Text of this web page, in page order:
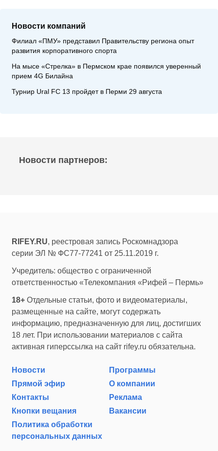
Новости компаний
Филиал «ПМУ» представил Правительству региона опыт
развития корпоративного спорта
На мысе «Стрелка» в Пермском крае появился уверенный
прием 4G Билайна
Турнир Ural FC 13 пройдет в Перми 29 августа
Новости партнеров:
RIFEY.RU, реестровая запись Роскомнадзора
серии ЭЛ № ФС77-77241 от 25.11.2019 г.
Учредитель: общество с ограниченной
ответственностью «Телекомпания «Рифей – Пермь»
18+ Отдельные статьи, фото и видеоматериалы,
размещенные на сайте, могут содержать
информацию, предназначенную для лиц, достигших
18 лет. При использовании материалов с сайта
активная гиперссылка на сайт rifey.ru обязательна.
Новости
Программы
Прямой эфир
О компании
Контакты
Реклама
Кнопки вещания
Вакансии
Политика обработки
персональных данных